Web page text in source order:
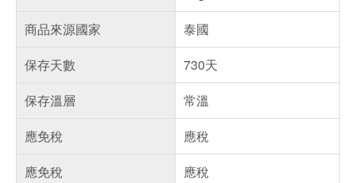
商品來源國家
泰國
保存天數
730天
保存溫層
常溫
應免稅
應稅
應免稅
應稅